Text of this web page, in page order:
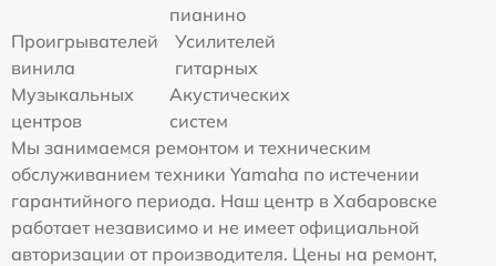
пианино
Проигрывателей
винила
Усилителей
гитарных
Музыкальных
центров
Акустических
систем
Мы занимаемся ремонтом и техническим
обслуживанием техники Yamaha по истечении
гарантийного периода. Наш центр в Хабаровске
работает независимо и не имеет официальной
авторизации от производителя. Цены на ремонт,